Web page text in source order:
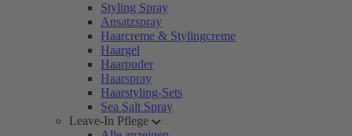
Styling Spray
Ansatzspray
Haarcreme & Stylingcreme
Haargel
Haarpuder
Haarspray
Haarstyling-Sets
Sea Salt Spray
Leave-In Pflege